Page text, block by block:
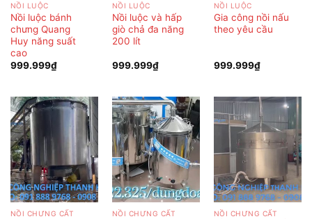
NỒI LUỘC
Nồi luộc bánh
chưng Quang
Huy năng suất
cao
999.999₫
NỒI LUỘC
Nồi luộc và hấp
giò chả đa năng
200 lít
999.999₫
NỒI LUỘC
Gia công nồi nấu
theo yêu cầu
999.999₫
NỒI CHƯNG CẤT NỒI CHƯNG CẤT NỒI CHƯNG CẤT